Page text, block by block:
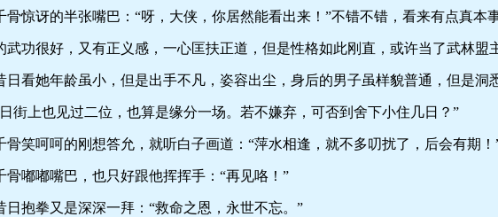
讶的半张嘴巴：“呀，大侠，你居然能看出来！”不错不错，看来有点真本事
很好，又有正义感，一心匡扶正道，但是性格如此刚直，或许当了武林盟
她年龄虽小，但是出手不凡，姿容出尘，身后的男子虽样貌普通，但是洞
上也见过二位，也算是缘分一场。若不嫌弃，可否到舍下小住几日？”
呵呵的刚想答允，就听白子画道：“萍水相逢，就不多叨扰了，后会有期！
嘟嘴巴，也只好跟他挥挥手：“再见咯！”
拳又是深深一拜：“救命之恩，永世不忘。”